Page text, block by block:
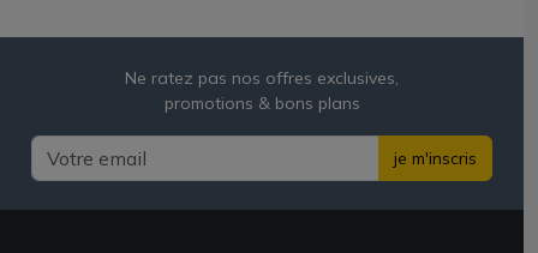
Ne ratez pas nos offres exclusives,
promotions & bons plans
je m'inscris